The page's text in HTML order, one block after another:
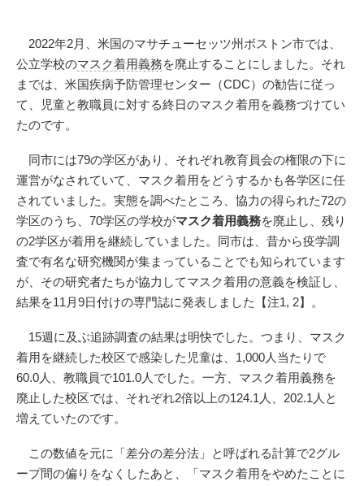
2022年2月、米国のマサチューセッツ州ボストン市では、
公立学校のマスク着用義務を廃止することにしました。それ
までは、米国疾病予防管理センター（CDC）の勧告に従っ
て、児童と教職員に対する終日のマスク着用を義務づけてい
たのです。
同市には79の学区があり、それぞれ教育員会の権限の下に
運営がなされていて、マスク着用をどうするかも各学区に任
されていました。実態を調べたところ、協力の得られた72の
学区のうち、70学区の学校がマスク着用義務を廃止し、残り
の2学区が着用を継続していました。同市は、昔から疫学調
査で有名な研究機関が集まっていることでも知られています
が、その研究者たちが協力してマスク着用の意義を検証し、
結果を11月9日付けの専門誌に発表しました【注1, 2】。
15週に及ぶ追跡調査の結果は明快でした。つまり、マスク
着用を継続した校区で感染した児童は、1,000人当たりで
60.0人、教職員で101.0人でした。一方、マスク着用義務を
廃止した校区では、それぞれ2倍以上の124.1人、202.1人と
増えていたのです。
この数値を元に「差分の差分法」と呼ばれる計算で2グル
ープ間の偏りをなくしたあと、「マスク着用をやめたことに